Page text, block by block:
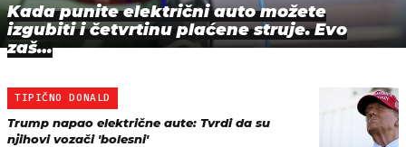
Kada punite električni auto možete
izgubiti i četvrtinu plaćene struje. Evo
zaš…
TIPIČNO DONALD
Trump napao električne aute: Tvrdi da su
njihovi vozači 'bolesni'